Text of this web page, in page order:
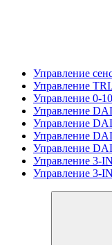
Управление
Управление
Управление 0-
Управление
Управление
Управление
Управление
Управление 3-
Управление 3-